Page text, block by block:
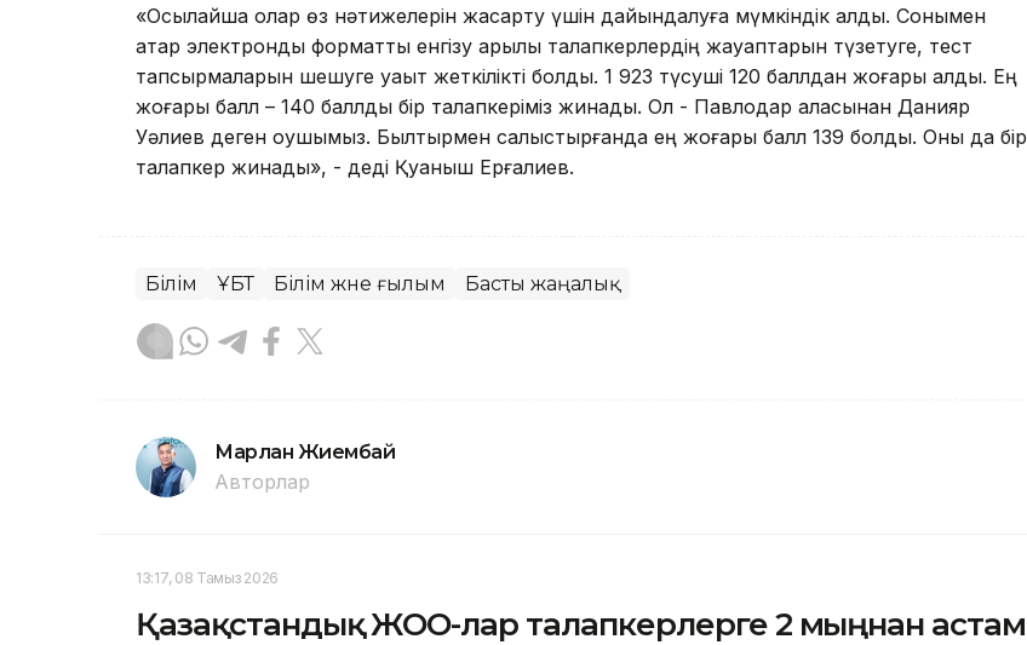
«Осылайша олар өз нәтижелерін жақсарту үшін дайындалуға мүмкіндік алды. Сонымен
қатар электронды форматты енгізу арқылы талапкерлердің жауаптарын түзетуге, тест
тапсырмаларын шешуге уақыт жеткілікті болды. 1 923 түсуші 120 баллдан жоғары алды. Ең
жоғары балл – 140 баллды бір талапкеріміз жинады. Ол - Павлодар қаласынан Данияр
Уәлиев деген оқушымыз. Былтырмен салыстырғанда ең жоғары балл 139 болды. Оны да бір
талапкер жинады», - деді Қуаныш Ерғалиев.
Білім ҰБТ Білім және ғылым Басты жаңалық
Марлан Жиембай
Авторлар
13:17, 08 Тамыз 2026
Қазақстандық ЖОО-лар талапкерлерге 2 мыңнан астам